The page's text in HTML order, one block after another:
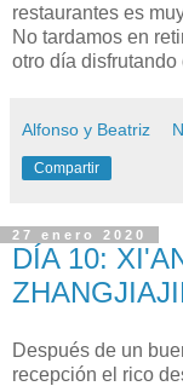
restaurantes es
No tardamos en
otro día disfrutando
Alfonso y Beatriz
Compartir
27 enero 2020
DÍA 10:
Después de un
recepción el rico